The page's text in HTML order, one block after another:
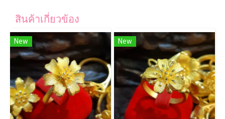
สินค้าเกี่ยวข้อง
New New